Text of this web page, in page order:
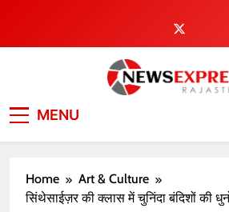
content
MENU
Home
Art & Culture
सिंथेसाईज़र की क्लास में चुनिंदा बंदिशों की